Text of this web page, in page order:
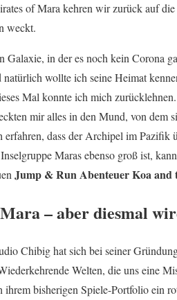
of Mara kehren wir zurück auf
weckt.
Galaxie, in der es noch kein Corona
wollte ich seine Heimat
Mal konnte ich mich
mir alles in den Mund, von dem
erfahren, dass der Archipel im
Maras ebenso groß ist,
Jump & Run Abenteuer Koa and
– aber diesmal
Chibig hat sich bei seiner
Welten, die uns eine
ihrem bisherigen Spiele-Portfolio ein